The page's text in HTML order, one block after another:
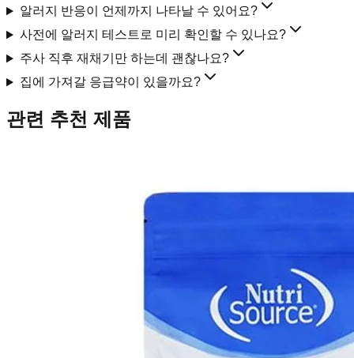
알러지 반응이 언제까지 나타날 수 있어요?
사전에 알러지 테스트로 미리 확인할 수 있나요?
주사 직후 재채기만 하는데 괜찮나요?
집에 가져갈 응급약이 있을까요?
관련 추천 제품